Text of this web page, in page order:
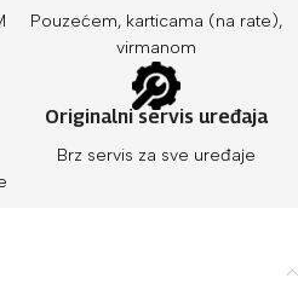
Pouzećem, karticama (na rate),
virmanom
Originalni servis uređaja
Brz servis za sve uređaje